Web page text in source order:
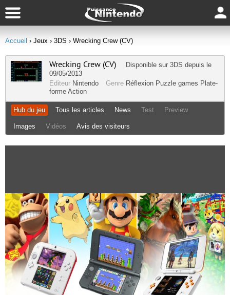
Accueil › Jeux › 3DS › Wrecking Crew (CV)
Wrecking Crew (CV) Disponible sur 3DS depuis le
09/05/2013
Editeur Nintendo Genre Réflexion Puzzle games Plate-
forme Action
Hub du jeu Tous les articles News Test Preview
Images Vidéos Avis des visiteurs